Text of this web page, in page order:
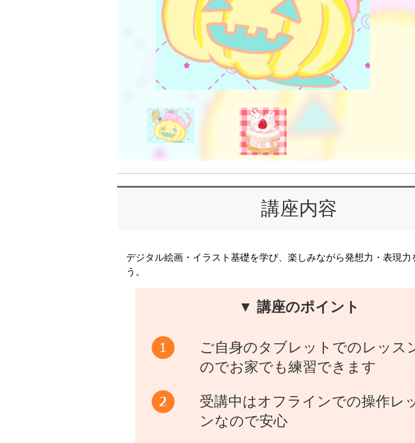
講座内容
デジタル絵画・イラスト基礎を学び、楽しみながら発想力・表現力
う。
▼ 講座のポイント
ご自身のタブレットでのレッス
のでお家でも練習できます
受講中はオフラインでの操作レ
ンなので安心